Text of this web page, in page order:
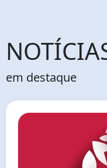
em destaque